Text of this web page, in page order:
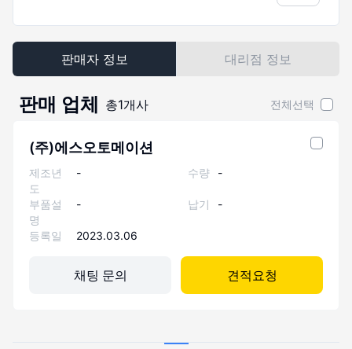
판매자 정보 대리점 정보
판매 업체 총1개사 전체선택
(주)에스오토메이션
제조년
도
- 수량 -
부품설
명
- 납기 -
등록일 2023.03.06
채팅 문의 견적요청